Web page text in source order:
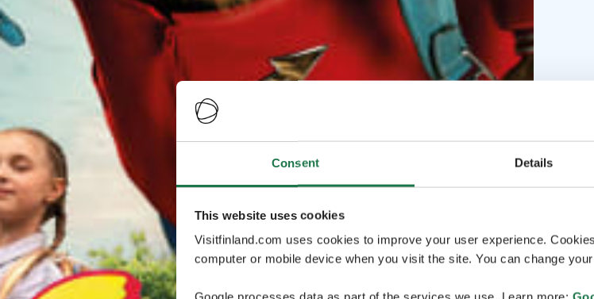
Consent Details
This website uses cookies
Visitfinland.com uses cookies to improve your user experience.
computer or mobile device when you visit the site. You can change